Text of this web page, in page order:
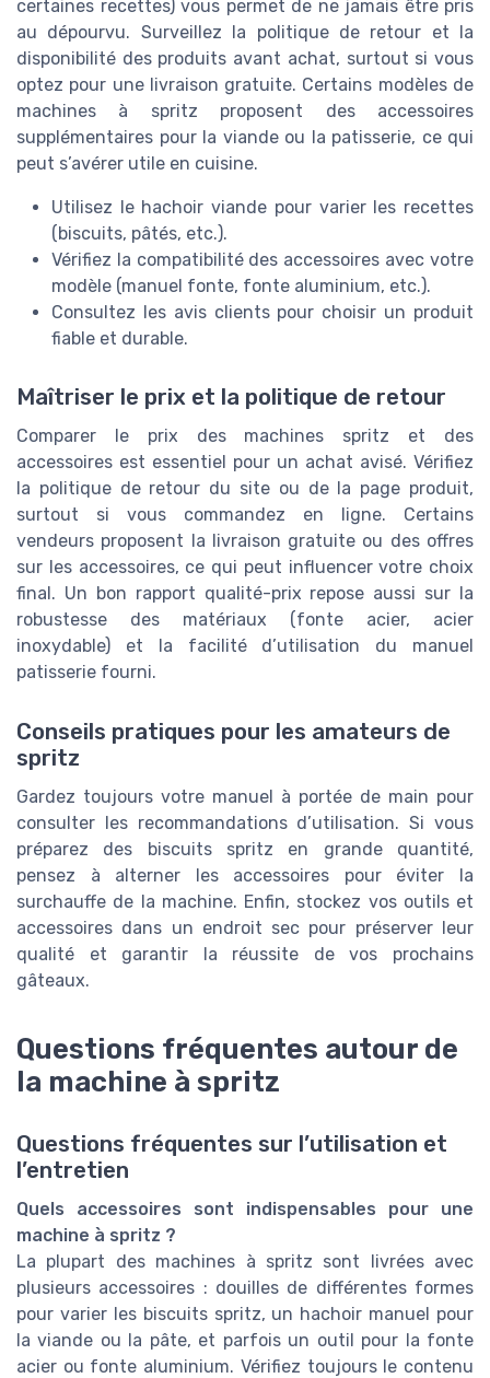
certaines recettes) vous permet de ne jamais être pris
au dépourvu. Surveillez la politique de retour et la
disponibilité des produits avant achat, surtout si vous
optez pour une livraison gratuite. Certains modèles de
machines à spritz proposent des accessoires
supplémentaires pour la viande ou la patisserie, ce qui
peut s’avérer utile en cuisine.
Utilisez le hachoir viande pour varier les recettes
(biscuits, pâtés, etc.).
Vérifiez la compatibilité des accessoires avec votre
modèle (manuel fonte, fonte aluminium, etc.).
Consultez les avis clients pour choisir un produit
fiable et durable.
Maîtriser le prix et la politique de retour
Comparer le prix des machines spritz et des
accessoires est essentiel pour un achat avisé. Vérifiez
la politique de retour du site ou de la page produit,
surtout si vous commandez en ligne. Certains
vendeurs proposent la livraison gratuite ou des offres
sur les accessoires, ce qui peut influencer votre choix
final. Un bon rapport qualité-prix repose aussi sur la
robustesse des matériaux (fonte acier, acier
inoxydable) et la facilité d’utilisation du manuel
patisserie fourni.
Conseils pratiques pour les amateurs de
spritz
Gardez toujours votre manuel à portée de main pour
consulter les recommandations d’utilisation. Si vous
préparez des biscuits spritz en grande quantité,
pensez à alterner les accessoires pour éviter la
surchauffe de la machine. Enfin, stockez vos outils et
accessoires dans un endroit sec pour préserver leur
qualité et garantir la réussite de vos prochains
gâteaux.
Questions fréquentes autour de
la machine à spritz
Questions fréquentes sur l’utilisation et
l’entretien
Quels accessoires sont indispensables pour une
machine à spritz ?
La plupart des machines à spritz sont livrées avec
plusieurs accessoires : douilles de différentes formes
pour varier les biscuits spritz, un hachoir manuel pour
la viande ou la pâte, et parfois un outil pour la fonte
acier ou fonte aluminium. Vérifiez toujours le contenu